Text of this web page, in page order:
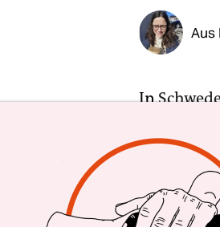
Aus
In
der Tod
Regimes